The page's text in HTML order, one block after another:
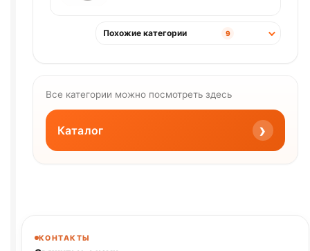
Похожие категории 9
Все категории можно посмотреть здесь
Каталог ›
КОНТАКТЫ